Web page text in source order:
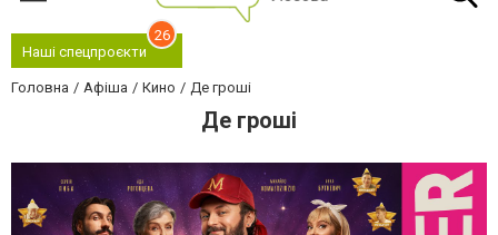
Наші спецпроєкти
26
Головна Афіша Кино Де гроші
Де гроші